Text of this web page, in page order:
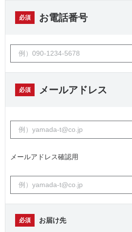
必須 お電話番号
必須 メールアドレス
メールアドレス確認用
必須 お届け先